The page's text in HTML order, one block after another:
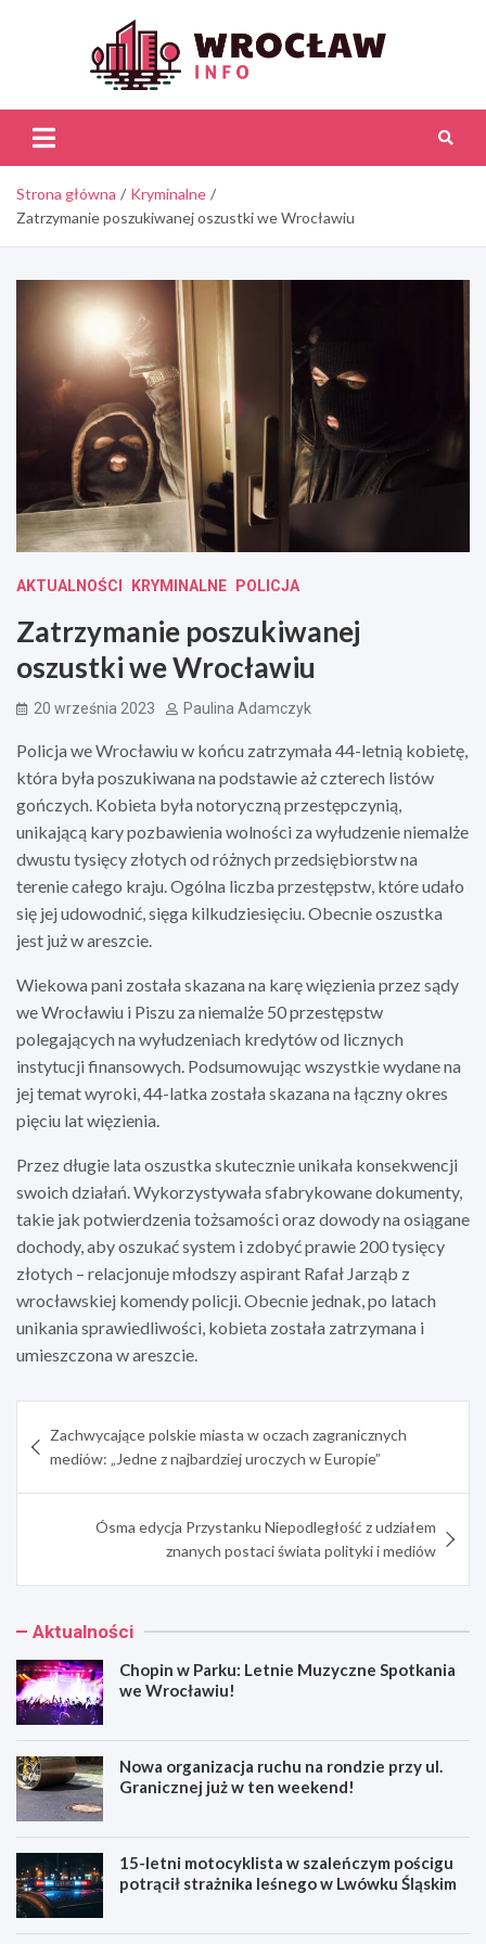
Strona główna
Kryminalne
Zatrzymanie poszukiwanej oszustki we Wrocławiu
AKTUALNOŚCI KRYMINALNE POLICJA
Zatrzymanie poszukiwanej
oszustki we Wrocławiu
20 września 2023 Paulina Adamczyk
Policja we Wrocławiu w końcu zatrzymała 44-letnią kobietę,
która była poszukiwana na podstawie aż czterech listów
gończych. Kobieta była notoryczną przestępczynią,
unikającą kary pozbawienia wolności za wyłudzenie niemalże
dwustu tysięcy złotych od różnych przedsiębiorstw na
terenie całego kraju. Ogólna liczba przestępstw, które udało
się jej udowodnić, sięga kilkudziesięciu. Obecnie oszustka
jest już w areszcie.
Wiekowa pani została skazana na karę więzienia przez sądy
we Wrocławiu i Piszu za niemalże 50 przestępstw
polegających na wyłudzeniach kredytów od licznych
instytucji finansowych. Podsumowując wszystkie wydane na
jej temat wyroki, 44-latka została skazana na łączny okres
pięciu lat więzienia.
Przez długie lata oszustka skutecznie unikała konsekwencji
swoich działań. Wykorzystywała sfabrykowane dokumenty,
takie jak potwierdzenia tożsamości oraz dowody na osiągane
dochody, aby oszukać system i zdobyć prawie 200 tysięcy
złotych – relacjonuje młodszy aspirant Rafał Jarząb z
wrocławskiej komendy policji. Obecnie jednak, po latach
unikania sprawiedliwości, kobieta została zatrzymana i
umieszczona w areszcie.
wpisu
Zachwycające polskie miasta w oczach zagranicznych
mediów: „Jedne z najbardziej uroczych w Europie”
Ósma edycja Przystanku Niepodległość z udziałem
znanych postaci świata polityki i mediów
Aktualności
Chopin w Parku: Letnie Muzyczne Spotkania
we Wrocławiu!
Nowa organizacja ruchu na rondzie przy ul.
Granicznej już w ten weekend!
15-letni motocyklista w szaleńczym pościgu
potrącił strażnika leśnego w Lwówku Śląskim